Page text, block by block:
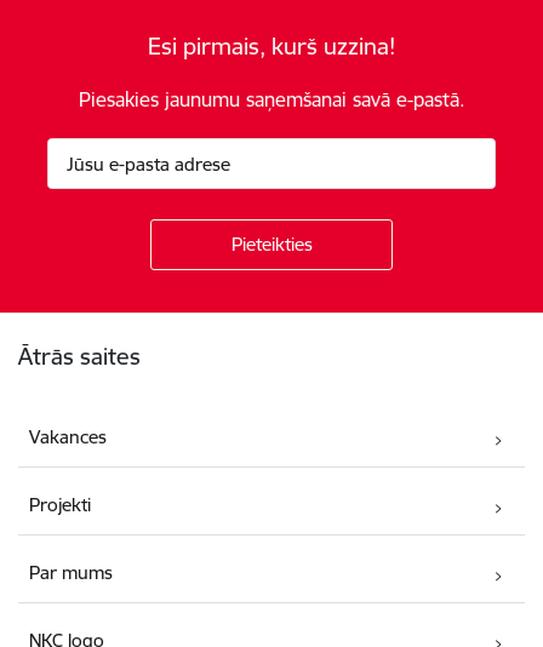
Esi pirmais, kurš uzzina!
Piesakies jaunumu saņemšanai savā e-pastā.
Ātrās saites
Vakances
Projekti
Par mums
NKC logo